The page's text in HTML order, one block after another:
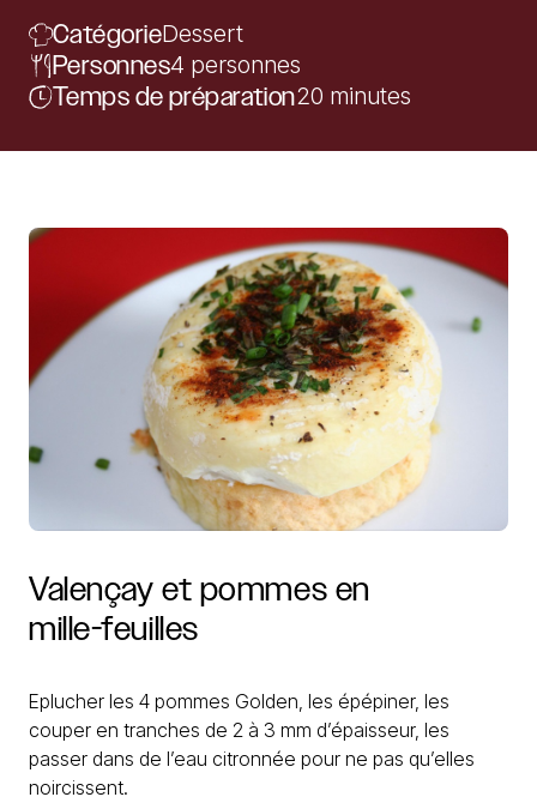
CatégorieDessert
Personnes4 personnes
Temps de préparation20 minutes
Valençay et pommes en
mille-feuilles
Eplucher les 4 pommes Golden, les épépiner, les
couper en tranches de 2 à 3 mm d’épaisseur, les
passer dans de l’eau citronnée pour ne pas qu’elles
noircissent.